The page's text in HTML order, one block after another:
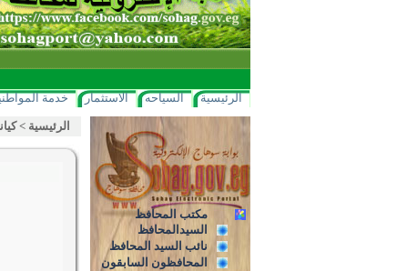
الرئيسية السياحه الاستثمار خدمة
مكتب المحافظ
السيدالمحافظ
نائب السيد المحافظ
المحافظون السابقون
الرئيسية >